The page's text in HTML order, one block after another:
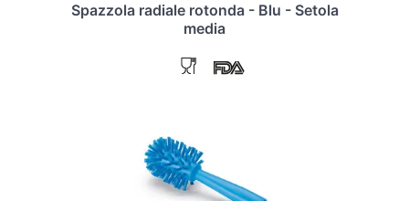
Spazzola radiale rotonda - Blu - Setola
media